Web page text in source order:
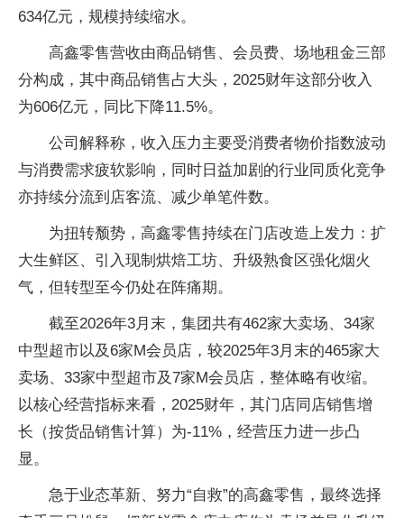
634亿元，规模持续缩水。
高鑫零售营收由商品销售、会员费、场地租金三部
分构成，其中商品销售占大头，2025财年这部分收入
为606亿元，同比下降11.5%。
公司解释称，收入压力主要受消费者物价指数波动
与消费需求疲软影响，同时日益加剧的行业同质化竞争
亦持续分流到店客流、减少单笔件数。
为扭转颓势，高鑫零售持续在门店改造上发力：扩
大生鲜区、引入现制烘焙工坊、升级熟食区强化烟火
气，但转型至今仍处在阵痛期。
截至2026年3月末，集团共有462家大卖场、34家
中型超市以及6家M会员店，较2025年3月末的465家大
卖场、33家中型超市及7家M会员店，整体略有收缩。
以核心经营指标来看，2025财年，其门店同店销售增
长（按货品销售计算）为-11%，经营压力进一步凸
显。
急于业态革新、努力“自救”的高鑫零售，最终选择